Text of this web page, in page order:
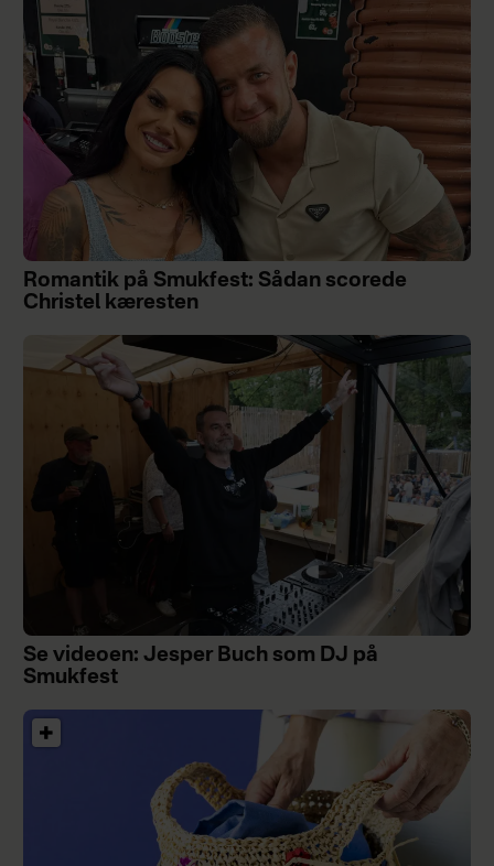
Romantik på Smukfest: Sådan scorede
Christel kæresten
Se videoen: Jesper Buch som DJ på
Smukfest